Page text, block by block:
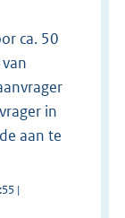
ca. 50
in
aan te
|